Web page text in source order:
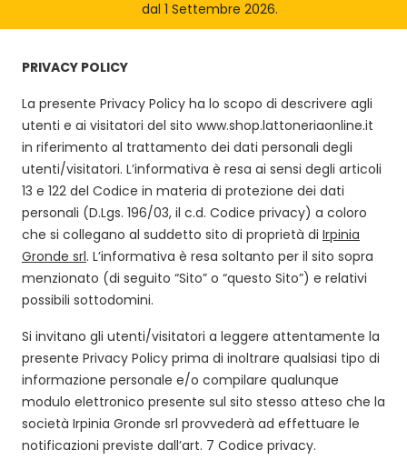
dal 1 Settembre 2026.
PRIVACY POLICY
La presente Privacy Policy ha lo scopo di descrivere agli
utenti e ai visitatori del sito www.shop.lattoneriaonline.it
in riferimento al trattamento dei dati personali degli
utenti/visitatori. L’informativa è resa ai sensi degli articoli
13 e 122 del Codice in materia di protezione dei dati
personali (D.Lgs. 196/03, il c.d. Codice privacy) a coloro
che si collegano al suddetto sito di proprietà di Irpinia
Gronde srl. L’informativa è resa soltanto per il sito sopra
menzionato (di seguito “Sito” o “questo Sito”) e relativi
possibili sottodomini.
Si invitano gli utenti/visitatori a leggere attentamente la
presente Privacy Policy prima di inoltrare qualsiasi tipo di
informazione personale e/o compilare qualunque
modulo elettronico presente sul sito stesso atteso che la
società Irpinia Gronde srl provvederà ad effettuare le
notificazioni previste dall’art. 7 Codice privacy.